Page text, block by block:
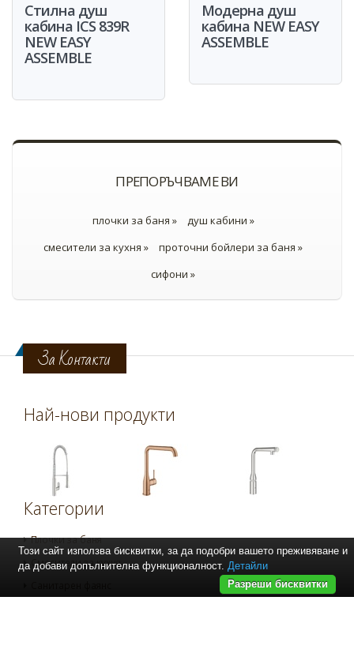
Стилна душ
кабина ICS 839R
NEW EASY
ASSEMBLE
Модерна душ
кабина NEW EASY
ASSEMBLE
ПРЕПОРЪЧВАМЕ ВИ
плочки за баня »
душ кабини »
смесители за кухня »
проточни бойлери за баня »
сифони »
За Контакти
Най-нови продукти
Категории
Плочки за баня
Смесители за кухня
Този сайт използва бисквитки, за да подобри вашето преживяване и
да добави допълнителна функционалност. Детайли
Разреши бисквитки